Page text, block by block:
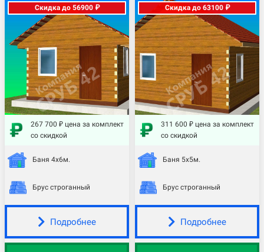
Скидка до 56900 ₽
267 700 ₽ цена за комплект
со скидкой
Баня 4х6м.
Брус строганный
Подробнее
Скидка до 63100 ₽
311 600 ₽ цена за комплект
со скидкой
Баня 5х5м.
Брус строганный
Подробнее